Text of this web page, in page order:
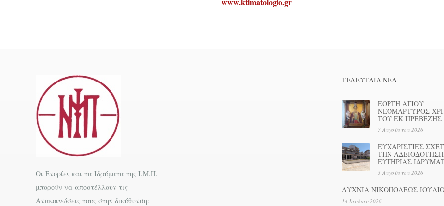
Οι Ενορίες και τα Ιδρύματα της Ι.Μ.Π.
μπορούν να αποστέλλουν τις
Ανακοινώσεις τους στην διεύθυνση:
ΤΕΛΕΥΤΑΊΑ ΝΕΑ
ΕΟΡΤΗ ΑΓΙΟΥ
ΝΕΟΜΑΡΤΥΡΟΣ
ΤΟΥ ΕΚ ΠΡΕΒΕΖΗΣ
7 Αυγούστου 2026
ΕΥΧΑΡΙΣΤΙΕΣ
ΤΗΝ
ΕΥΓΗΡΙΑΣ
3 Αυγούστου 2026
ΛΥΧΝΙΑ ΝΙΚΟΠΟΛΕΩΣ
14 Ιουλίου 2026